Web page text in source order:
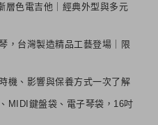
色電吉他｜經典外型與多元
，台灣製造精品工藝登場｜限
機、影響與保養方式一次了解
MIDI鍵盤袋、電子琴袋，16吋